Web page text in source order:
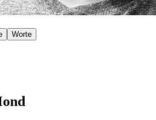
Worte